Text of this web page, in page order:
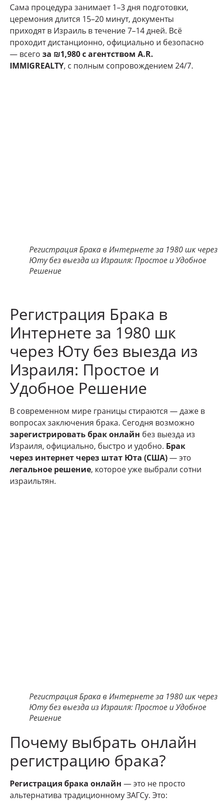
Сама процедура занимает 1–3 дня подготовки,
церемония длится 15–20 минут, документы
приходят в Израиль в течение 7–14 дней. Всё
проходит дистанционно, официально и безопасно
— всего за ₪1,980 с агентством A.R.
IMMIGREALTY, с полным сопровождением 24/7.
Регистрация Брака в Интернете за 1980 шк через
Юту без выезда из Израиля: Простое и Удобное
Решение
Регистрация Брака в
Интернете за 1980 шк
через Юту без выезда из
Израиля: Простое и
Удобное Решение
В современном мире границы стираются — даже в
вопросах заключения брака. Сегодня возможно
зарегистрировать брак онлайн без выезда из
Израиля, официально, быстро и удобно. Брак
через интернет через штат Юта (США)— это
легальное решение, которое уже выбрали сотни
израильтян.
Регистрация Брака в Интернете за 1980 шк через
Юту без выезда из Израиля: Простое и Удобное
Решение
Почему выбрать онлайн
регистрацию брака?
Регистрация брака онлайн — это не просто
альтернатива традиционному ЗАГСу. Это: